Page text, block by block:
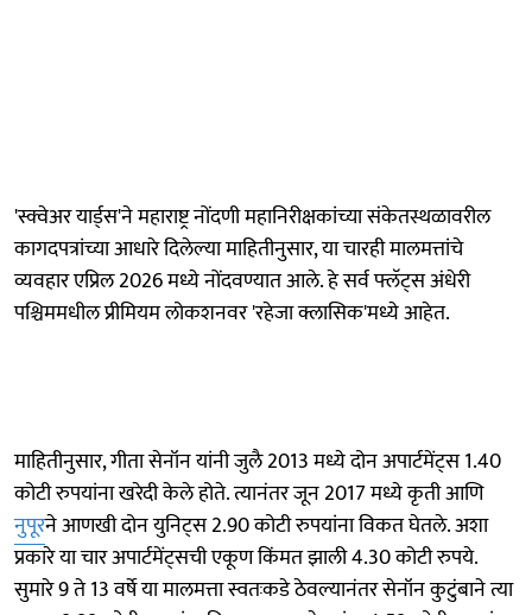
'स्क्वेअर यार्ड्स'ने महाराष्ट्र नोंदणी महानिरीक्षकांच्या संकेतस्थळावरील
कागदपत्रांच्या आधारे दिलेल्या माहितीनुसार, या चारही मालमत्तांचे
व्यवहार एप्रिल 2026 मध्ये नोंदवण्यात आले. हे सर्व फ्लॅट्स अंधेरी
पश्चिममधील प्रीमियम लोकशनवर 'रहेजा क्लासिक'मध्ये आहेत.
माहितीनुसार, गीता सेनॉन यांनी जुलै 2013 मध्ये दोन अपार्टमेंट्स 1.40
कोटी रुपयांना खरेदी केले होते. त्यानंतर जून 2017 मध्ये कृती आणि
नुपूरने आणखी दोन युनिट्स 2.90 कोटी रुपयांना विकत घेतले. अशा
प्रकारे या चार अपार्टमेंट्सची एकूण किंमत झाली 4.30 कोटी रुपये.
सुमारे 9 ते 13 वर्षे या मालमत्ता स्वतःकडे ठेवल्यानंतर सेनॉन कुटुंबाने त्या